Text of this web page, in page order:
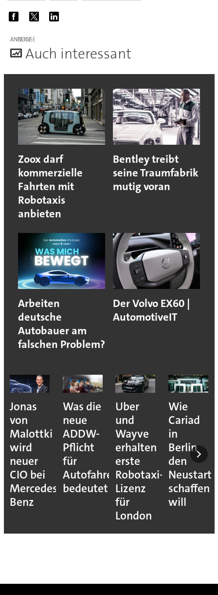
ANZEIGE
Auch interessant
Zoox darf
kommerzielle
Fahrten mit
Robotaxis
anbieten
Bentley treibt
seine Traumfabrik
mutig voran
Arbeiten
deutsche
Autobauer am
falschen Problem?
Der Volvo EX60 |
AutomotiveIT
Was die
neue
ADDW-
Pflicht
für
Autofahrer
bedeutet
Uber
und
Wayve
erhalten
erste
Robotaxi-
Lizenz
Wie
Cariad
in
Berlin
den
Neustart
schaffen
will
Wie
Asset
Inventory
OT-
Risiken
sichtbar
macht